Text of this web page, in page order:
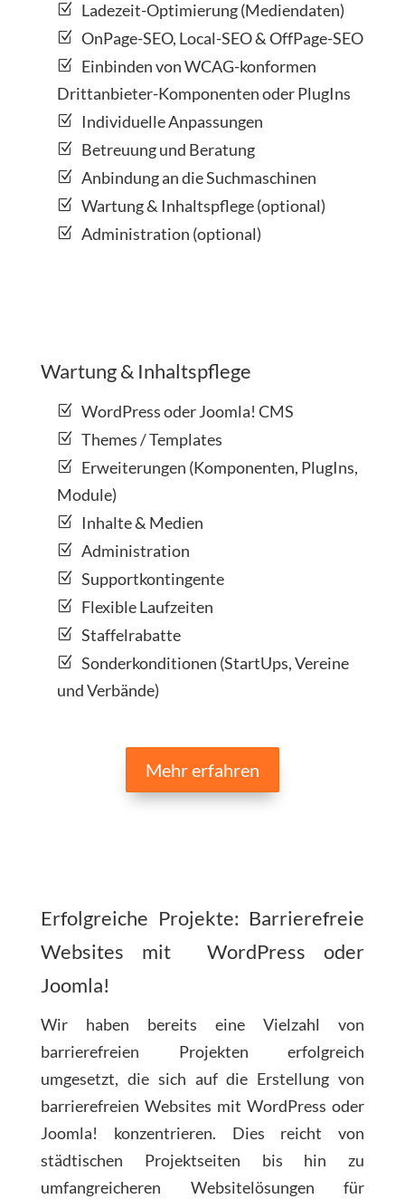
Ladezeit-Optimierung (Mediendaten)
OnPage-SEO, Local-SEO & OffPage-SEO
Einbinden von WCAG-konformen
Drittanbieter-Komponenten oder PlugIns
Individuelle Anpassungen
Betreuung und Beratung
Anbindung an die Suchmaschinen
Wartung & Inhaltspflege (optional)
Administration (optional)
Wartung & Inhaltspflege
WordPress oder Joomla! CMS
Themes / Templates
Erweiterungen (Komponenten, PlugIns,
Module)
Inhalte & Medien
Administration
Supportkontingente
Flexible Laufzeiten
Staffelrabatte
Sonderkonditionen (StartUps, Vereine
und Verbände)
Mehr erfahren
Erfolgreiche Projekte: Barrierefreie
Websites mit WordPress oder
Joomla!
Wir haben bereits eine Vielzahl von
barrierefreien Projekten erfolgreich
umgesetzt, die sich auf die Erstellung von
barrierefreien Websites mit WordPress oder
Joomla! konzentrieren. Dies reicht von
städtischen Projektseiten bis hin zu
umfangreicheren Websitelösungen für